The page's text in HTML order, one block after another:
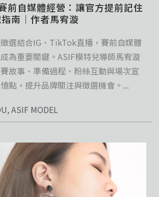
自媒體經營：讓官方提前記住
南｜作者馬宥漩
選結合IG、TikTok直播，賽前自媒體
為重要關鍵。ASIF模特兒導師馬宥漩
故事、準備過程、粉絲互動與場次宣
點，提升品牌關注與徵選機會。...
,ASIF MODEL